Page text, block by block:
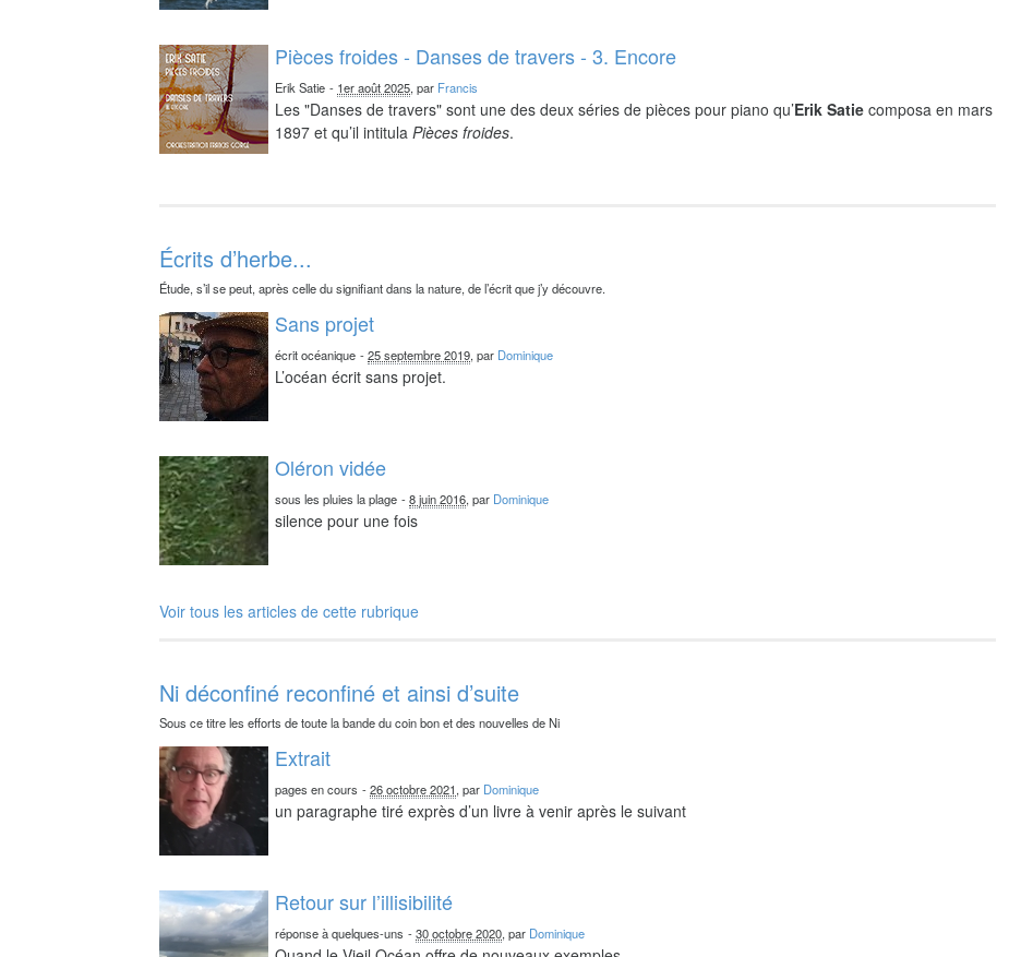
Pièces froides - Danses de travers - 3. Encore
Erik Satie - 1er août 2025, par Francis
Les "Danses de travers" sont une des deux séries de pièces pour piano qu’Erik Satie composa en mars
1897 et qu’il intitulaPièces froides.
Écrits d’herbe...
Étude, s’il se peut, après celle du signifiant dans la nature, de l’écrit que j’y découvre.
Sans projet
écrit océanique -25 septembre 2019, par Dominique
L’océan écrit sans projet.
Oléron vidée
sous les pluies la plage -8 juin 2016, par Dominique
silence pour une fois
Voir tous les articles de cette rubrique
Ni déconfiné reconfiné et ainsi d’suite
Sous ce titre les efforts de toute la bande du coin bon et des nouvelles de Ni
Extrait
pages en cours -26 octobre 2021, par Dominique
un paragraphe tiré exprès d’un livre à venir après le suivant
Retour sur l’illisibilité
réponse à quelques-uns -30 octobre 2020, par Dominique